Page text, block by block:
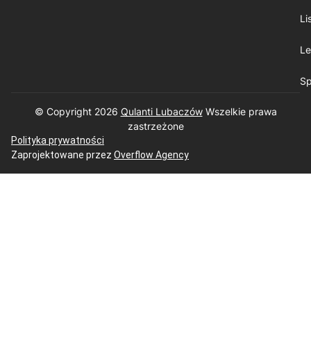
© Copyright 2026 Qulanti Lubaczów​ Wszelkie prawa
zastrzeżone
Polityka prywatności
Zaprojektowane przez Overflow Agency